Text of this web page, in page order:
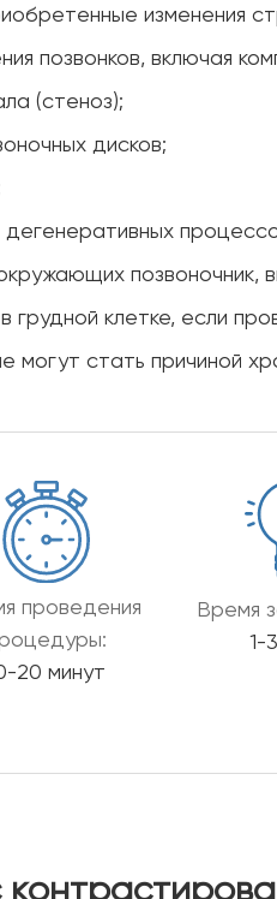
изменения
позвонков, включая
(стеноз);
дисков;
дегенеративных
позвоночник,
грудной клетке, если
могут стать причиной
проведения
20 минут
Время
1-